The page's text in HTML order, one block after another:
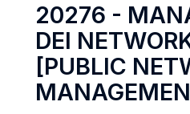
20276 -
DEI
[PUBLIC